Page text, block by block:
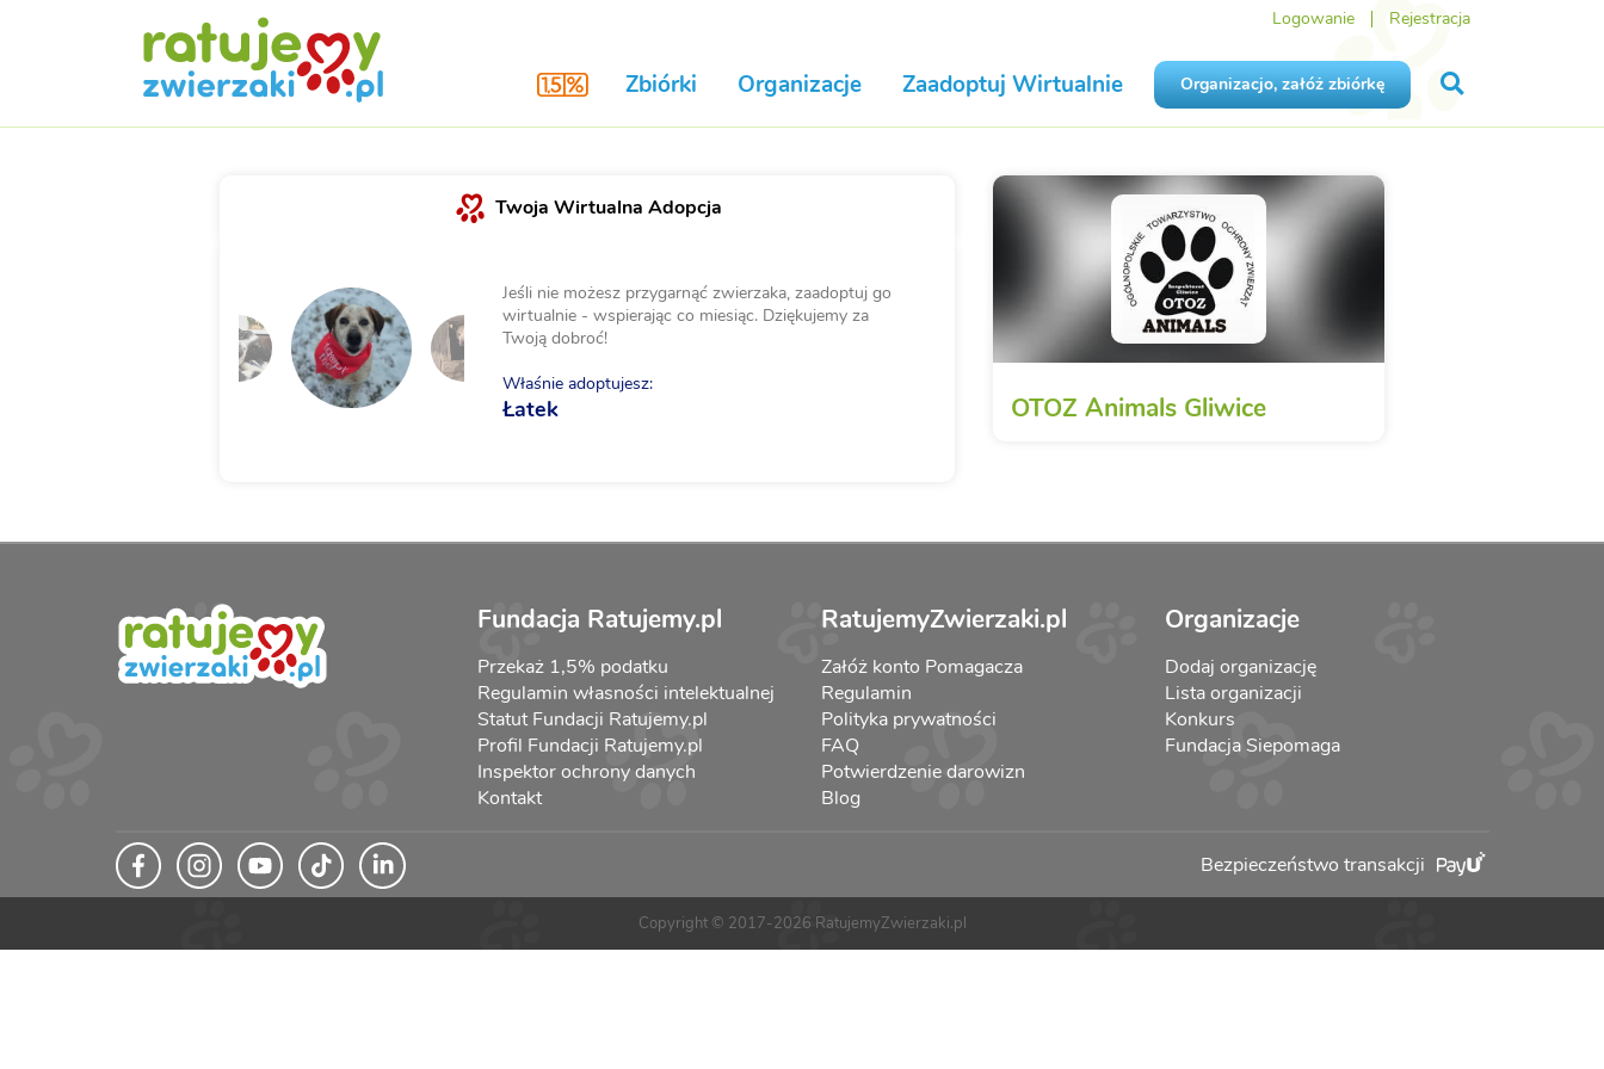
Logowanie Rejestracja
Zbiórki Organizacje Zaadoptuj Wirtualnie Organizacjo, załóż zbiórkę
Twoja Wirtualna Adopcja
Jeśli nie możesz przygarnąć zwierzaka, zaadoptuj go
wirtualnie - wspierając co miesiąc. Dziękujemy za
Twoją dobroć!
Właśnie adoptujesz:
Łatek OTOZ Animals Gliwice
Fundacja Ratujemy.pl
Przekaż 1,5% podatku
Regulamin własności intelektualnej
Statut Fundacji Ratujemy.pl
Profil Fundacji Ratujemy.pl
Inspektor ochrony danych
Kontakt
RatujemyZwierzaki.pl
Załóż konto Pomagacza
Regulamin
Polityka prywatności
FAQ
Potwierdzenie darowizn
Blog
Organizacje
Dodaj organizację
Lista organizacji
Konkurs
Fundacja Siepomaga
Bezpieczeństwo transakcji
Copyright © 2017-2026 RatujemyZwierzaki.pl